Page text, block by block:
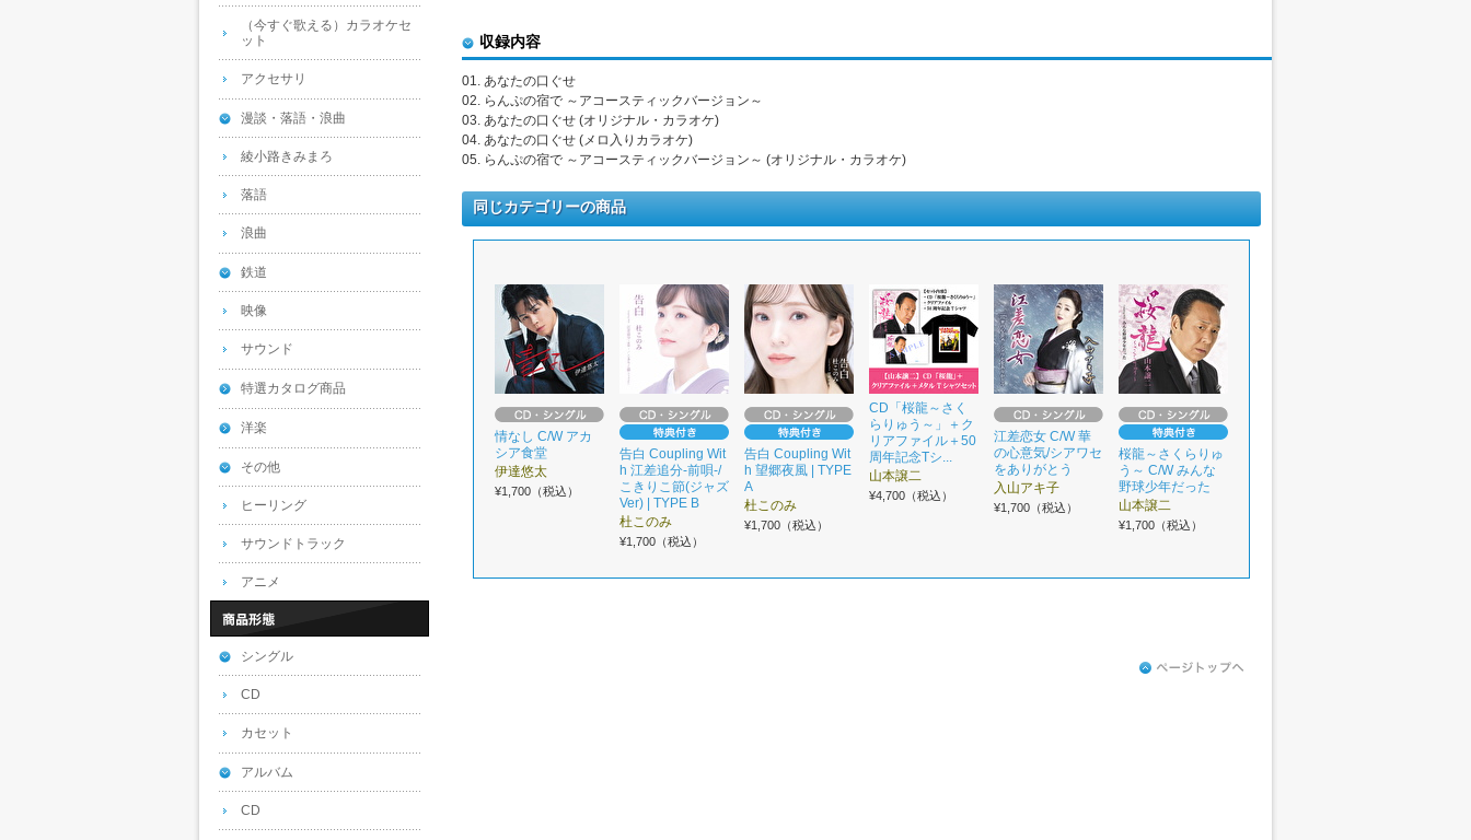
収録内容
01. あなたの口ぐせ
02. らんぷの宿で ～アコースティックバージョン～
03. あなたの口ぐせ (オリジナル・カラオケ)
04. あなたの口ぐせ (メロ入りカラオケ)
05. らんぷの宿で ～アコースティックバージョン～ (オリジナル・カラオケ)
同じカテゴリーの商品
情なし C/W アカ
シア食堂
伊達悠太
¥1,700（税込）
告白 Coupling Wit
h 江差追分-前唄-/
こきりこ節(ジャズ
Ver) | TYPE B
杜このみ
¥1,700（税込）
告白 Coupling Wit
h 望郷夜風 | TYPE
A
杜このみ
¥1,700（税込）
CD「桜龍～さく
らりゅう～」＋ク
リアファイル＋50
周年記念Tシ...
山本譲二
¥4,700（税込）
江差恋女 C/W 華
の心意気/シアワセ
をありがとう
入山アキ子
¥1,700（税込）
桜龍～さくらりゅ
う～ C/W みんな
野球少年だった
山本譲二
¥1,700（税込）
（今すぐ歌える）カラオケセ
ット
アクセサリ
漫談・落語・浪曲
綾小路きみまろ
落語
浪曲
鉄道
映像
サウンド
特選カタログ商品
洋楽
その他
ヒーリング
サウンドトラック
アニメ
シングル
CD
カセット
アルバム
CD